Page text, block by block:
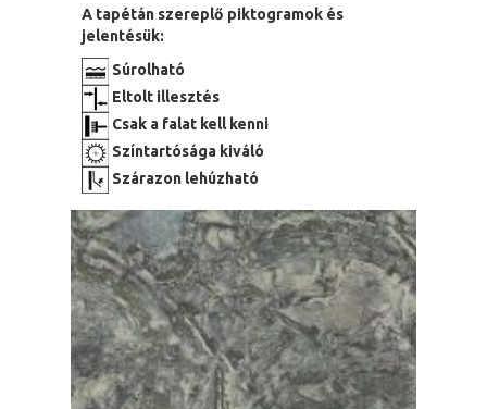
A tapétán szereplő piktogramok és
jelentésük:
Súrolható
Eltolt illesztés
Csak a falat kell kenni
Színtartósága kiváló
Szárazon lehúzható